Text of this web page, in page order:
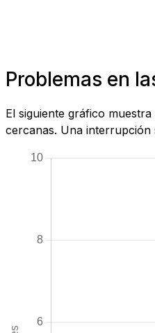
Problemas en
El siguiente gráfico
cercanas. Una interrupción